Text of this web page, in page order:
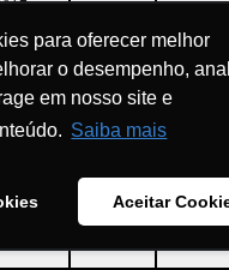
para oferecer melhor
o desempenho,
em nosso site e
Saiba mais
Aceitar
para oferecer melhor
o desempenho,
em nosso site e
Saiba mais
Aceitar
e
de
Foliar e
de
22/12/2017
28/12/2018